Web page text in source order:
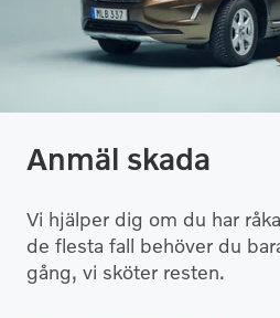
Anmäl skada
Vi hjälper dig om du har
de flesta fall behöver du
gång, vi sköter resten.